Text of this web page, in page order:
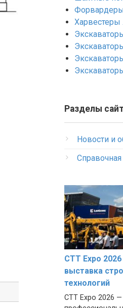
Форвардеры
Харвестеры
Разделы
Новости и
CTT Expo
выставка
технологий
CTT Expo 2026